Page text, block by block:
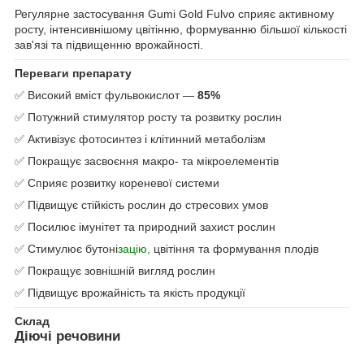
Регулярне застосування Gumi Gold Fulvo сприяє активному
росту, інтенсивнішому цвітінню, формуванню більшої кількості
зав'язі та підвищенню врожайності.
Переваги препарату
✅ Високий вміст фульвокислот — 85%
✅ Потужний стимулятор росту та розвитку рослин
✅ Активізує фотосинтез і клітинний метаболізм
✅ Покращує засвоєння макро- та мікроелементів
✅ Сприяє розвитку кореневої системи
✅ Підвищує стійкість рослин до стресових умов
✅ Посилює імунітет та природний захист рослин
✅ Стимулює бутонізацію, цвітіння та формування плодів
✅ Покращує зовнішній вигляд рослин
✅ Підвищує врожайність та якість продукції
Склад
Діючі речовини